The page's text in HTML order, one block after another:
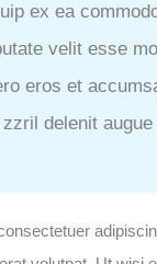
ex ea
velit esse
eros et
delenit